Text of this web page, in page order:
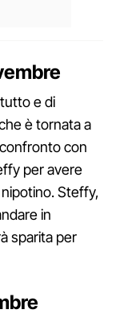
e di
è tornata a
con
per avere
Steffy,
in
sparita per